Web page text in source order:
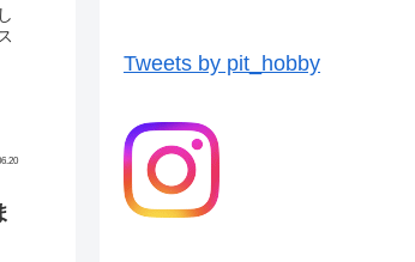
Tweets by pit_hobby